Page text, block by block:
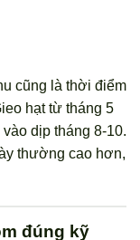
cũng là thời điểm
hạt từ tháng 5
dịp tháng 8-10.
thường cao hơn,
đúng kỹ